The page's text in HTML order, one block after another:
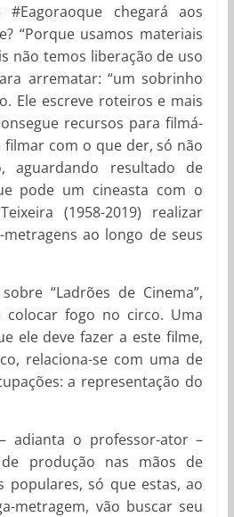
chegará aos
“Porque usamos materiais
não temos liberação de uso
arrematar: “um sobrinho
Ele escreve roteiros e mais
recursos para filmá-
filmar com o que der, só não
aguardando resultado de
pode um cineasta com o
(1958-2019) realizar
ao longo de seus
“Ladrões de Cinema”,
colocar fogo no circo. Uma
ele deve fazer a este filme,
relaciona-se com uma de
a representação do
adianta o professor-ator –
produção nas mãos de
populares, só que estas, ao
metragem, vão buscar seu